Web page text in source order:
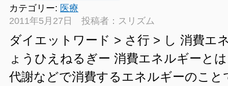
カテゴリー: 医療
2011年5月27日 投稿者：スリズム
ダイエットワード > さ行 > し 消費エ
ょうひえねるぎー 消費エネルギーと
代謝などで消費するエネルギーのこと